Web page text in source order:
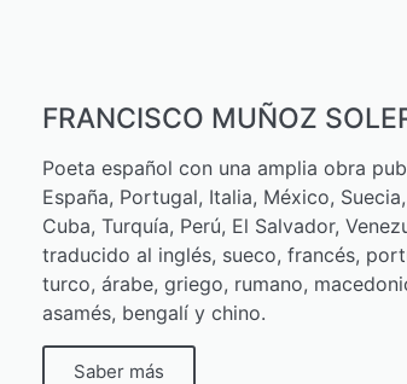
FRANCISCO MUÑOZ
Poeta español con una amplia obra
España, Portugal, Italia, México,
Cuba, Turquía, Perú, El Salvador,
traducido al inglés, sueco, francés,
turco, árabe, griego, rumano,
asamés, bengalí y chino.
Saber más